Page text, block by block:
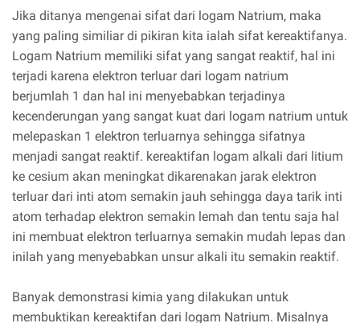
Jika ditanya mengenai sifat dari logam Natrium, maka
yang paling similiar di pikiran kita ialah sifat kereaktifanya.
Logam Natrium memiliki sifat yang sangat reaktif, hal ini
terjadi karena elektron terluar dari logam natrium
berjumlah 1 dan hal ini menyebabkan terjadinya
kecenderungan yang sangat kuat dari logam natrium untuk
melepaskan 1 elektron terluarnya sehingga sifatnya
menjadi sangat reaktif. kereaktifan logam alkali dari litium
ke cesium akan meningkat dikarenakan jarak elektron
terluar dari inti atom semakin jauh sehingga daya tarik inti
atom terhadap elektron semakin lemah dan tentu saja hal
ini membuat elektron terluarnya semakin mudah lepas dan
inilah yang menyebabkan unsur alkali itu semakin reaktif.
Banyak demonstrasi kimia yang dilakukan untuk
membuktikan kereaktifan dari logam Natrium. Misalnya